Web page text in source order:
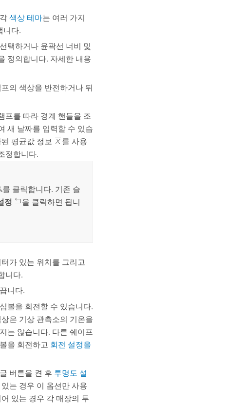
색상 테마는 여러 가지
니다.
택하거나 윤곽선 너비 및
정의합니다. 자세한 내용
의 색상을 반전하거나 뒤
프를 따라 경계 핸들을 조
새 날짜를 입력할 수 있습
평균값 정보
를 사용
정합니다.
를 클릭합니다. 기존 슬
정
을 클릭하면 됩니
가 있는 위치를 그리고
니다.
니다.
볼을 회전할 수 있습니다.
은 기상 관측소의 기온을
는 않습니다. 다른 쉐이프
을 회전하고 회전 설정을
버튼을 켠 후 투명도 설
는 경우 이 옵션만 사용
있는 경우 각 매장의 투